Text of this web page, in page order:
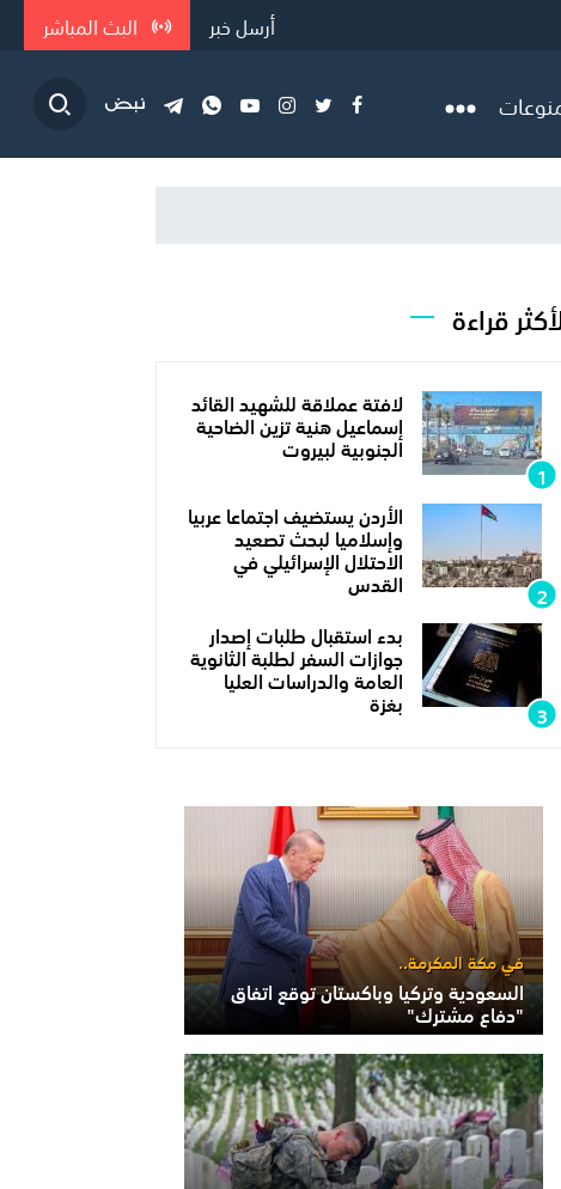
أرسل خبر البث المباشر
قراءة
لافتة عملاقة للشهيد القائد
إسماعيل هنية تزين الضاحية
الجنوبية لبيروت
الأردن يستضيف اجتماعا عربيا
وإسلاميا لبحث تصعيد
الاحتلال الإسرائيلي في
القدس
بدء استقبال طلبات إصدار
جوازات السفر لطلبة الثانوية
العامة والدراسات العليا
بغزة
في مكة المكرمة..
السعودية وتركيا وباكستان توقع اتفاق
"دفاع مشترك"